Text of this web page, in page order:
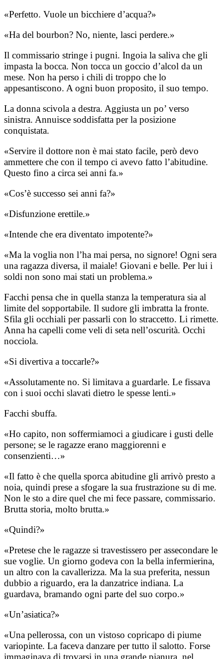
«Perfetto. Vuole un bicchiere d’acqua?»
«Ha del bourbon? No, niente, lasci perdere.»
Il commissario stringe i pugni. Ingoia la saliva che gli
impasta la bocca. Non tocca un goccio d’alcol da un
mese. Non ha perso i chili di troppo che lo
appesantiscono. A ogni buon proposito, il suo tempo.
La donna scivola a destra. Aggiusta un po’ verso
sinistra. Annuisce soddisfatta per la posizione
conquistata.
«Servire il dottore non è mai stato facile, però devo
ammettere che con il tempo ci avevo fatto l’abitudine.
Questo fino a circa sei anni fa.»
«Cos’è successo sei anni fa?»
«Disfunzione erettile.»
«Intende che era diventato impotente?»
«Ma la voglia non l’ha mai persa, no signore! Ogni sera
una ragazza diversa, il maiale! Giovani e belle. Per lui i
soldi non sono mai stati un problema.»
Facchi pensa che in quella stanza la temperatura sia al
limite del sopportabile. Il sudore gli imbratta la fronte.
Sfila gli occhiali per passarli con lo straccetto. Li rimette.
Anna ha capelli come veli di seta nell’oscurità. Occhi
nocciola.
«Si divertiva a toccarle?»
«Assolutamente no. Si limitava a guardarle. Le fissava
con i suoi occhi slavati dietro le spesse lenti.»
Facchi sbuffa.
«Ho capito, non soffermiamoci a giudicare i gusti delle
persone; se le ragazze erano maggiorenni e
consenzienti…»
«Il fatto è che quella sporca abitudine gli arrivò presto a
noia, quindi prese a sfogare la sua frustrazione su di me.
Non le sto a dire quel che mi fece passare, commissario.
Brutta storia, molto brutta.»
«Quindi?»
«Pretese che le ragazze si travestissero per assecondare le
sue voglie. Un giorno godeva con la bella infermierina,
un altro con la cavallerizza. Ma la sua preferita, nessun
dubbio a riguardo, era la danzatrice indiana. La
guardava, bramando ogni parte del suo corpo.»
«Un’asiatica?»
«Una pellerossa, con un vistoso copricapo di piume
variopinte. La faceva danzare per tutto il salotto. Forse